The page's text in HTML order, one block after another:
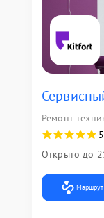
Ремонт
Открыто до
Маршрут